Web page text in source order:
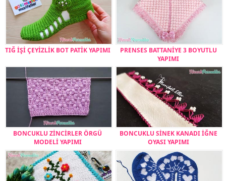
TIĞ İŞİ ÇEYİZLİK BOT PATİK YAPIMI
PRENSES BATTANİYE 3 BOYUTLU
YAPIMI
BONCUKLU ZİNCİRLER ÖRGÜ
MODELİ YAPIMI
BONCUKLU SİNEK KANADI İĞNE
OYASI YAPIMI